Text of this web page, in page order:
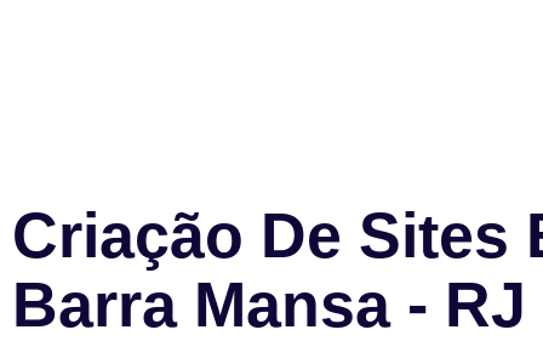
Criação De Sites
Barra Mansa - RJ